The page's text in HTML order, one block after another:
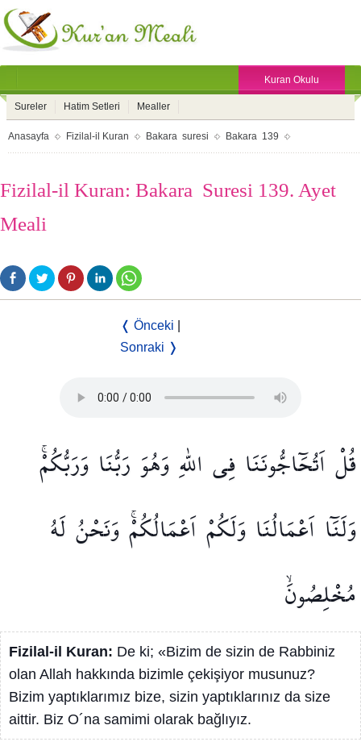
Kuran Okulu
Sureler Hatim Setleri Mealler
Anasayfa Fizilal-il Kuran Bakara suresi Bakara 139
Fizilal-il Kuran: Bakara Suresi 139. Ayet
Meali
❬ Önceki
Sonraki ❭
قُلْاَتُحَٓاجُّونَنَا فِي اللّٰهِوَهُوَ رَبُّنَا وَرَبُّكُمْۚ
وَلَنَٓا اَعْمَالُنَا وَلَكُمْاَعْمَالُكُمْۚوَنَحْنُلَهُ
مُخْلِصُونَۙ
Fizilal-il Kuran: De ki; «Bizim de sizin de Rabbiniz
olan Allah hakkında bizimle çekişiyor musunuz?
Bizim yaptıklarımız bize, sizin yaptıklarınız da size
aittir. Biz O´na samimi olarak bağlıyız.